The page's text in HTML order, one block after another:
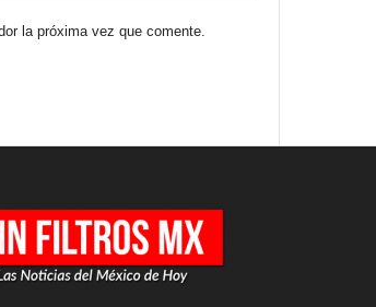
la próxima vez que comente.